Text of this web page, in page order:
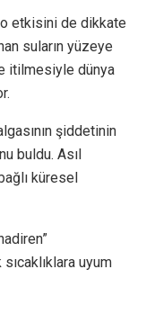
etkisini de dikkate
suların yüzeye
itilmesiyle dünya
şiddetinin
buldu. Asıl
küresel
uyum